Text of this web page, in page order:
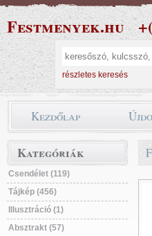
Festmenyek.hu
részletes keresés
Kezdőlap
Kategóriák
Csendélet (119)
Tájkép (456)
Illusztráció (1)
Absztrakt (57)